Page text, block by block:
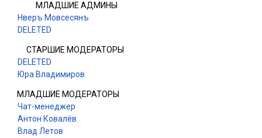
МЛАДШИЕ АДМИНЫ
Нверъ Мовсесянъ
DELETED
СТАРШИЕ МОДЕРАТОРЫ
DELETED
Юра Владимиров
МЛАДШИЕ МОДЕРАТОРЫ
Чат-менеджер
Антон Ковалёв
Влад Летов